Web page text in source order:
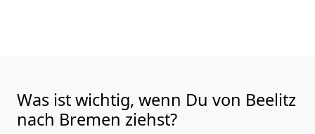
Was ist wichtig, wenn Du von Beelitz
nach Bremen ziehst?